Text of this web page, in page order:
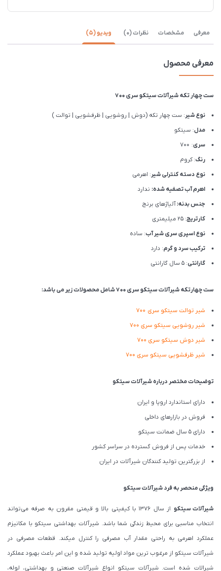
معرفی مشخصات نظرات (0) ویدیو (5)
معرفی محصول
ست چهار تکه شیرآلات سیتکو سری 700
نوع شیر: ست چهار تکه (دوش | روشویی | ظرفشویی | توالت )
مدل: سیتکو
سری: 700
رنگ: کروم
نوع دسته کنترلی شیر: اهرمی
اهرم آب تصفیه شده: ندارد
جنس بدنه:آلیاژهای برنج
کارتریج: 25 میلیمتری
نوع اسپری سری شیر آب: ساده
ترکیب سرد و گرم: دارد
گارانتی: 5 سال گارانتی
ست چهارتکه شیرآلات سیتکو سری 700 شامل محصولات زیر می باشد:
شیر توالت سیتکو سری 700
شیر روشویی سیتکو سری 700
شیر دوش سیتکو سری 700
شیر ظرفشویی سیتکو سری 700
توضیحات مختصر درباره شیرآلات سیتکو
دارای استاندارد اروپا و ایران
فروش در بازارهای داخلی
دارای 5 سال ضمانت سیتکو
خدمات پس از فروش گسترده در سراسر کشور
از بزرگترین تولید کنندگان شیرآلات در ایران
ویژگی منحصر به فرد شیرآلات سیتکو
شیرآلات سیتکو
از سال 1376 با کیفیتی بالا و قیمتی مقرون به صرفه می‌‌تواند
انتخاب مناسبی برای محیط زندگی شما باشد. شیرآلات بهداشتی سیتکو با مکانیزم
عملکرد اهرمی به راحتی مقدار آب مصرفی را کنترل میکند. قطعات مصرفی در
شیرآلات سیتکو از مرغوب ترین مواد اولیه تولید شده و این امر باعث بهبود عملکرد
شیرالات شده است. شیرآلات سیتکو انواع شیرآلات صنعتی و بهداشتی، لوله،